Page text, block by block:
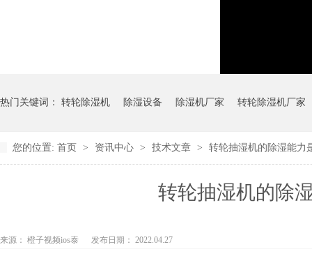
热门关键词： 转轮除湿机 除湿设备 除湿机厂家 转轮除湿机厂家
您的位置: 首页 > 资讯中心 > 技术文章 > 转轮抽湿机的除湿能力是
转轮抽湿机的除湿
来源： 橙子视频ios泰 发布日期： 2022.04.27